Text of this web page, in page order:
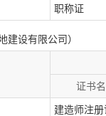
职称证
建设有限公司）
证书
建造师注